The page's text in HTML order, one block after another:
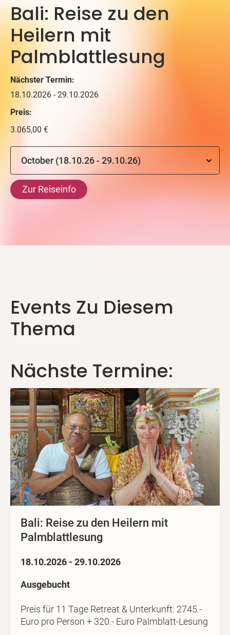
Bali: Reise zu den
Heilern mit
Palmblattlesung
Nächster Termin:
18.10.2026 - 29.10.2026
Preis:
3.065,00 €
Zur Reiseinfo
Events Zu Diesem
Thema
Nächste Termine:
Bali: Reise zu den Heilern mit
Palmblattlesung
18.10.2026 - 29.10.2026
Ausgebucht
Preis für 11 Tage Retreat & Unterkunft: 2745.-
Euro pro Person + 320.- Euro Palmblatt-Lesung